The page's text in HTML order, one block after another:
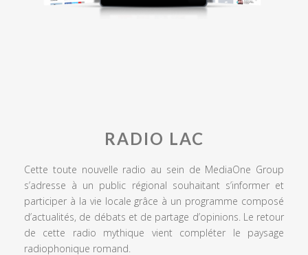
RADIO LAC
Cette toute nouvelle radio au sein de MediaOne Group
s’adresse à un public régional souhaitant s’informer et
participer à la vie locale grâce à un programme composé
d’actualités, de débats et de partage d’opinions. Le retour
de cette radio mythique vient compléter le paysage
radiophonique romand.